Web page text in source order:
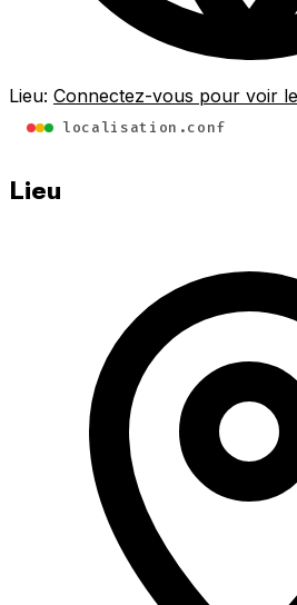
Lieu: Connectez-vous pour voir
localisation.conf
Lieu